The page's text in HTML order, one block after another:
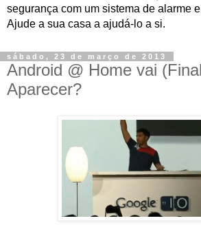
segurança com um sistema de alarme
Ajude a sua casa a ajudá-lo a si.
sábado, 23 de março de 2013
Android @ Home vai
Aparecer?